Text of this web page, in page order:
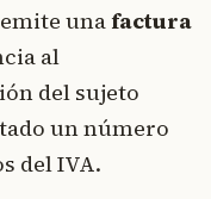
unafactura
al
del sujeto
un número
del IVA.